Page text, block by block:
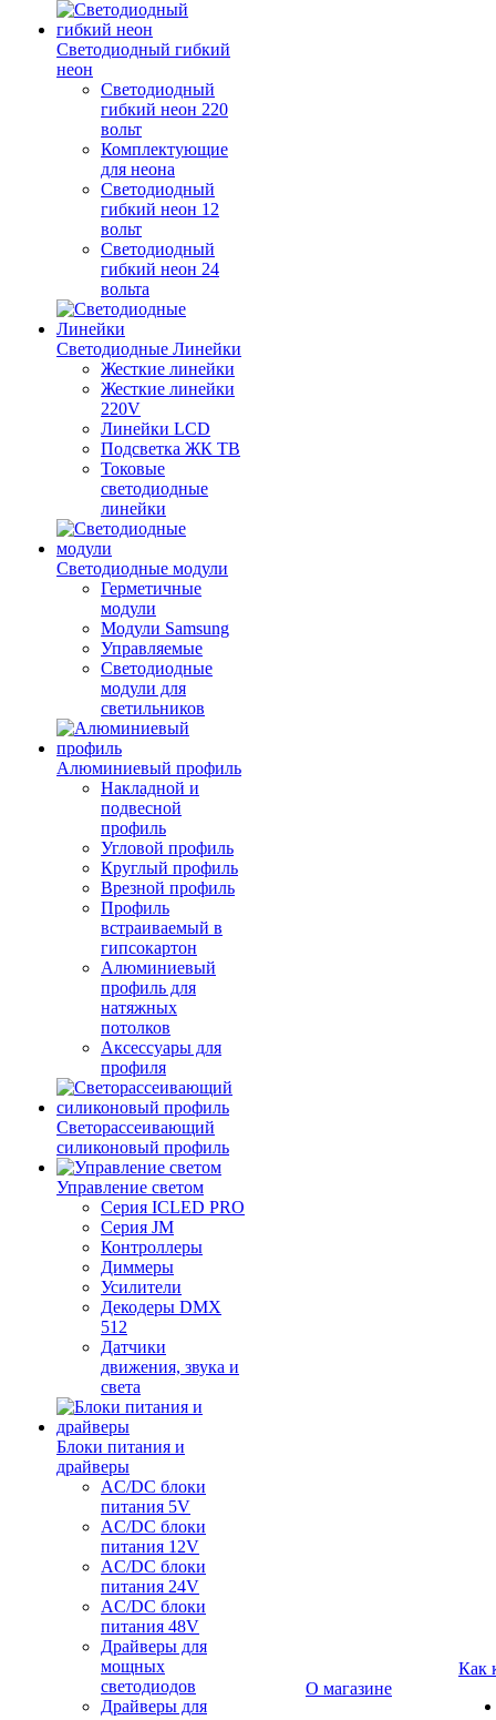
Светодиодный гибкий
неон
Светодиодный
гибкий неон 220
вольт
Комплектующие
для неона
Светодиодный
гибкий неон 12
вольт
Светодиодный
гибкий неон 24
вольта
Светодиодные Линейки
Жесткие линейки
Жесткие линейки
220V
Линейки LCD
Подсветка ЖК ТВ
Токовые
светодиодные
линейки
Светодиодные модули
Герметичные
модули
Модули Samsung
Управляемые
Светодиодные
модули для
светильников
Алюминиевый профиль
Накладной и
подвесной
профиль
Угловой профиль
Круглый профиль
Врезной профиль
Профиль
встраиваемый в
гипсокартон
Алюминиевый
профиль для
натяжных
потолков
Аксессуары для
профиля
Светорассеивающий
силиконовый профиль
Управление светом
Серия ICLED PRO
Серия JM
Контроллеры
Диммеры
Усилители
Декодеры DMX
512
Датчики
движения, звука и
света
Блоки питания и
драйверы
AC/DC блоки
питания 5V
AC/DC блоки
питания 12V
AC/DC блоки
питания 24V
AC/DC блоки
питания 48V
Драйверы для
мощных
светодиодов
Драйверы для
О магазине
Как